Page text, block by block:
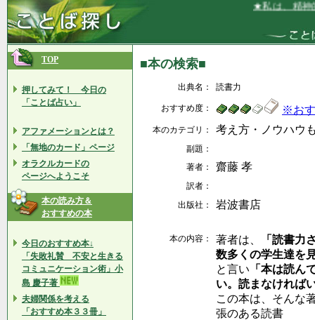
★私は、精神的
TOP
押してみて！ 今日の
「ことば占い」
アファメーションとは？
「無地のカード」ページ
オラクルカードの
ページへようこそ
本の読み方＆
おすすめの本
今日のおすすめ本↓
「失敗礼賛 不安と生きる
コミュニケーション術」小
島 慶子著
夫婦関係を考える
「おすすめ本３３冊」
■本の検索■
出典名： 読書力
おすすめ度： ※お
本のカテゴリ： 考え方・ノウハウ
副題：
著者：
齋藤 孝
訳者：
出版社：
岩波書店
本の内容： 著者は、
「読書力
数多くの学生達を
と言い 「本は読ん
い。読まなければ
この本は、そんな
張のある読書